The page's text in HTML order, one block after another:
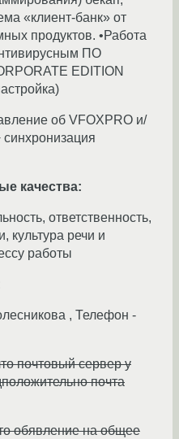
«клиент-банк» от
продуктов. •Работа
ПО
EDITION
об VFOXPRO и/
синхронизация
качества:
ответственность,
культура речи и
работы
, Телефон -
почтовый сервер у
почта
обявление на общее